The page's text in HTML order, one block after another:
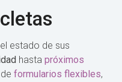
estado de sus
hasta próximos
formularios flexibles,